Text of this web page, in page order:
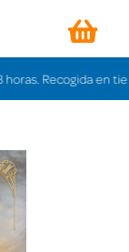
Recogida en